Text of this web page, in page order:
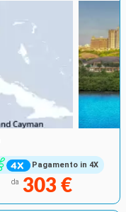
Pagamento in 4X
da 303 €